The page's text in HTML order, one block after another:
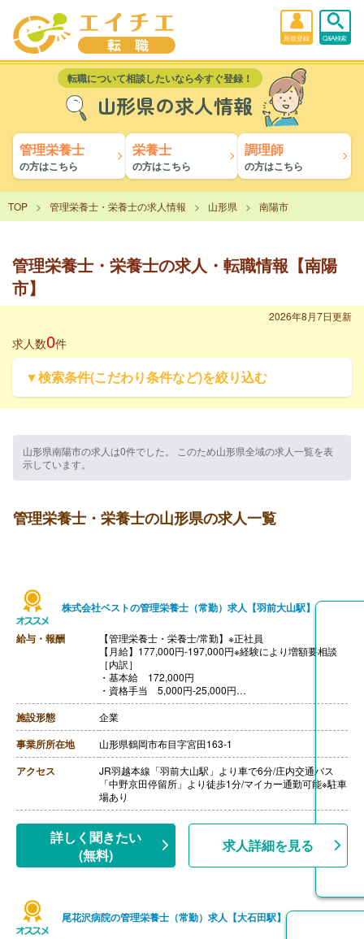
新規登録 Q&A検索
転職について相談したいなら今すぐ登録！
山形県の求人情報
管理栄養士
の方はこちら
栄養士
の方はこちら
調理師
の方はこちら
TOP 管理栄養士・栄養士の求人情報 山形県 南陽市
管理栄養士・栄養士の求人・転職情報【南陽
市】
2026年8月7日更新
求人数0件
▼検索条件(こだわり条件など)を絞り込む
山形県南陽市の求人は0件でした。 このため山形県全域の求人一覧を表
示しています。
管理栄養士・栄養士の山形県の求人一覧
株式会社ベストの管理栄養士（常勤）求人【羽前大山駅】
給与・報酬
【管理栄養士・栄養士/常勤】※正社員
【月給】177,000円-197,000円※経験により増額要相談
［内訳］
・基本給 172,000円
・資格手当 5,000円‐25,000円
※管理栄養士保有で25,000円支給
【賞与】年2回（計2.10ヶ月分）※前年度実績
【通勤手当】あり（上限30,000円/月）
【昇給】あり（1月あたり1,900円-10,000円）※前年度実
績
【退職金】あり※退職金共済加入
施設形態 企業
事業所所在地 山形県鶴岡市布目字宮田163‐1
アクセス
JR羽越本線「羽前大山駅」より車で6分/庄内交通バス
「中野京田停留所」より徒歩1分/マイカー通勤可能※駐車
場あり
詳しく聞きたい
(無料)
求人詳細を見る
尾花沢病院の管理栄養士（常勤）求人【大石田駅】